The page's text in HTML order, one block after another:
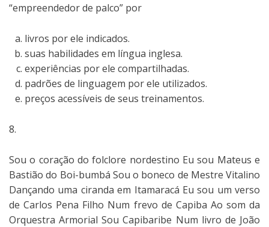
“empreendedor de palco” por
livros por ele indicados.
suas habilidades em língua inglesa.
experiências por ele compartilhadas.
padrões de linguagem por ele utilizados.
preços acessíveis de seus treinamentos.
8.
Sou o coração do folclore nordestino Eu sou Mateus e
Bastião do Boi-bumbá Sou o boneco de Mestre Vitalino
Dançando uma ciranda em Itamaracá Eu sou um verso
de Carlos Pena Filho Num frevo de Capiba Ao som da
Orquestra Armorial Sou Capibaribe Num livro de João